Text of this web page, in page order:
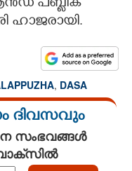
പബ്ലിക്
ഹാജരായി.
, DASA
ദിവസവും
സംഭവങ്ങൾ